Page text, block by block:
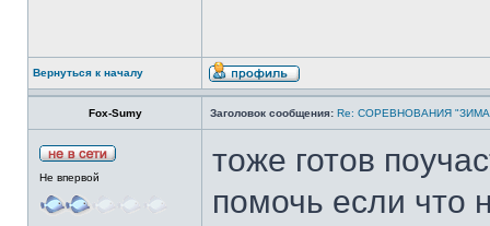
Вернуться к началу
Fox-Sumy Заголовок сообщения: Re: СОРЕВНОВАНИЯ
Не впервой
тоже готов
помочь если что